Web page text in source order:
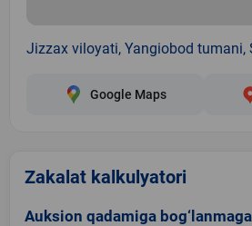
Jizzax viloyati, Yangiobod tumani,
Google Maps
Zakalat kalkulyatori
Auksion qadamiga